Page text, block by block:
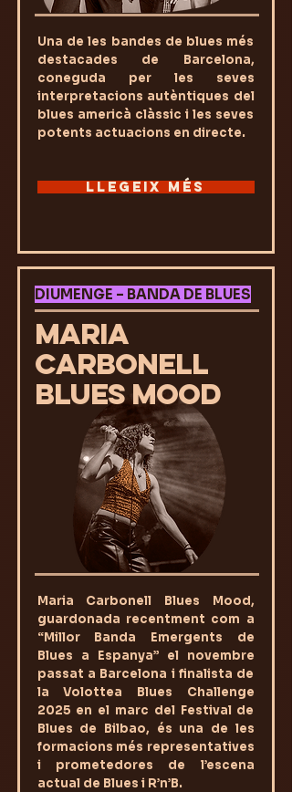
Una de les bandes de blues més
destacades de Barcelona,
coneguda per les seves
interpretacions autèntiques del
blues americà clàssic i les seves
potents actuacions en directe.
LLEGEIX MÉS
DIUMENGE – BANDA DE BLUES
MARIA
CARBONELL
BLUES MOOD
Maria Carbonell Blues Mood,
guardonada recentment com a
“Millor Banda Emergents de
Blues a Espanya” el novembre
passat a Barcelona i finalista de
la Volottea Blues Challenge
2025 en el marc del Festival de
Blues de Bilbao, és una de les
formacions més representatives
i prometedores de l’escena
actual de Blues i R’n’B.